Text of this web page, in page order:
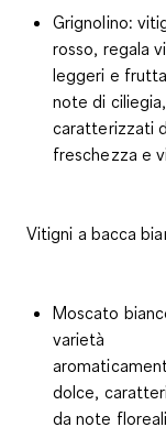
Grignolino:
rosso, regala
leggeri e
note di ciliegia,
caratterizzati
freschezza e
Vitigni a bacca
Moscato
varietà
dolce,
da note